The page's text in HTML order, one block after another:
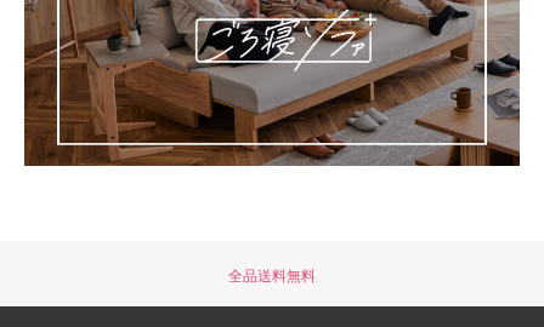
全品送料無料